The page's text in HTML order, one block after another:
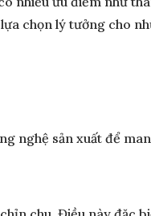
chọn lý tưởng cho
nghệ sản xuất để